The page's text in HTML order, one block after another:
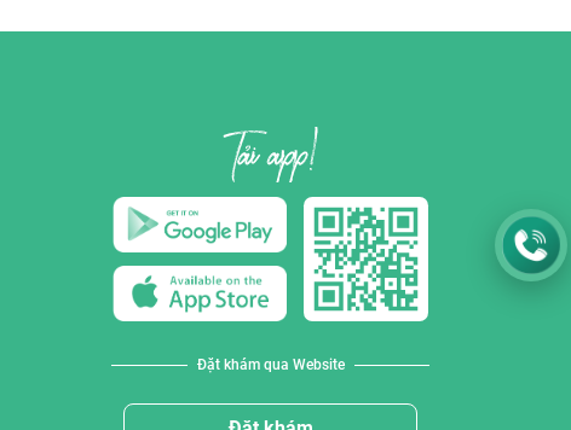
Đặt khám qua Website